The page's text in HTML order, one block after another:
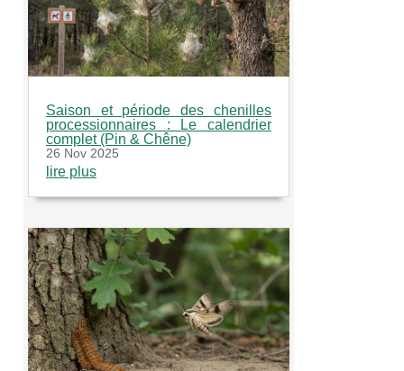
Saison et période des chenilles
processionnaires : Le calendrier
complet (Pin & Chêne)
26 Nov 2025
lire plus